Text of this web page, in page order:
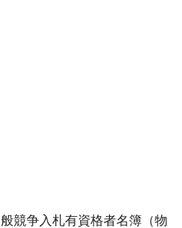
競争入札有資格者名簿（物